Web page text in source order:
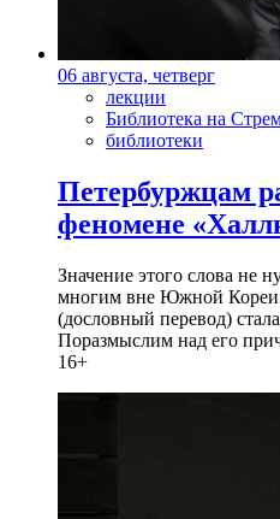
06 августа, четверг
лекции
Библиотека на
библиотеки
Петербуржцам
феномене
Значение этого слова не
многим вне Южной Кореи:
(дословный перевод)
Поразмыслим над его
16+